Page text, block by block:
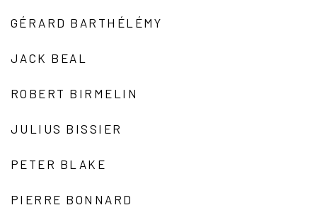
GÉRARD BARTHÉLÉMY
JACK BEAL
ROBERT BIRMELIN
JULIUS BISSIER
PETER BLAKE
PIERRE BONNARD